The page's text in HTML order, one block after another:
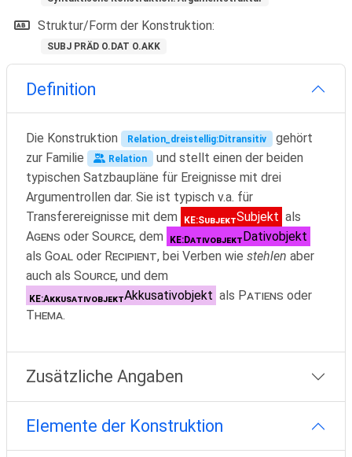
Struktur/Form der Konstruktion:
SUBJ PRÄD O.DAT O.AKK
Definition
Die Konstruktion Relation_dreistellig:Ditransitiv gehört
zur Familie
Relation und stellt einen der beiden
typischen Satzbaupläne für Ereignisse mit drei
Argumentrollen dar. Sie ist typisch v.a. für
Transferereignisse mit dem
KE:SubjektSubjekt als
Agens oder Source, dem KE:DativobjektDativobjekt
als Goal oder Recipient, bei Verben wie stehlen aber
auch als Source, und dem
KE:AkkusativobjektAkkusativobjekt als Patiens oder
Thema.
Zusätzliche Angaben
Elemente der Konstruktion